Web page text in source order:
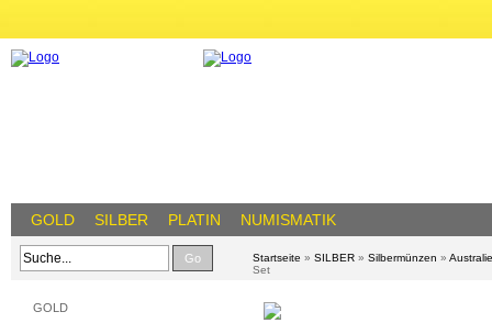
GOLD SILBER PLATIN NUMISMATIK
Go Startseite » SILBER » Silbermünzen »
Set
GOLD